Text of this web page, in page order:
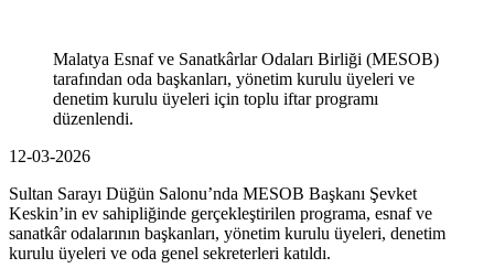
Malatya Esnaf ve Sanatkârlar Odaları Birliği (MESOB)
tarafından oda başkanları, yönetim kurulu üyeleri ve
denetim kurulu üyeleri için toplu iftar programı
düzenlendi.
12-03-2026
Sultan Sarayı Düğün Salonu’nda MESOB Başkanı Şevket
Keskin’in ev sahipliğinde gerçekleştirilen programa, esnaf ve
sanatkâr odalarının başkanları, yönetim kurulu üyeleri, denetim
kurulu üyeleri ve oda genel sekreterleri katıldı.